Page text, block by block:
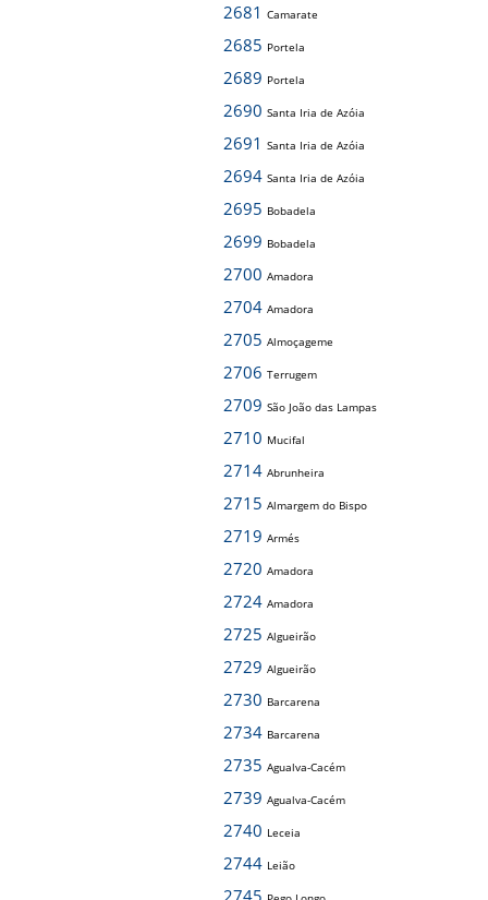
2681 Camarate
2685 Portela
2689 Portela
2690 Santa Iria de Azóia
2691 Santa Iria de Azóia
2694 Santa Iria de Azóia
2695 Bobadela
2699 Bobadela
2700 Amadora
2704 Amadora
2705 Almoçageme
2706 Terrugem
2709 São João das Lampas
2710 Mucifal
2714 Abrunheira
2715 Almargem do Bispo
2719 Armés
2720 Amadora
2724 Amadora
2725 Algueirão
2729 Algueirão
2730 Barcarena
2734 Barcarena
2735 Agualva-Cacém
2739 Agualva-Cacém
2740 Leceia
2744 Leião
2745